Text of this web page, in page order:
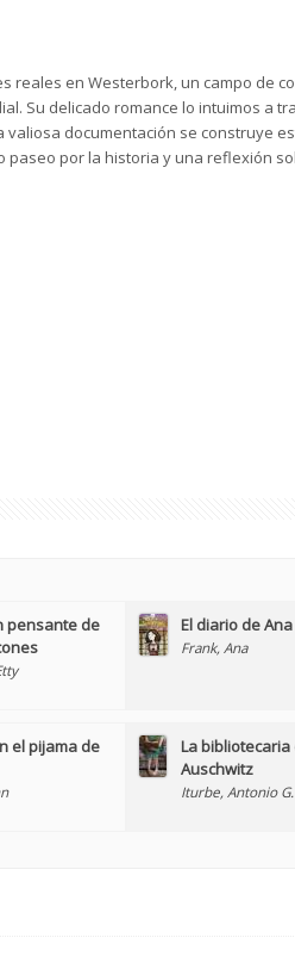
reales en Westerbork, un campo de
Su delicado romance lo intuimos a
valiosa documentación se construye
paseo por la historia y una reflexión
pensante de
El diario de
Frank, Ana
el pijama de
La bibliotecaria
Auschwitz
Iturbe, Antonio G.